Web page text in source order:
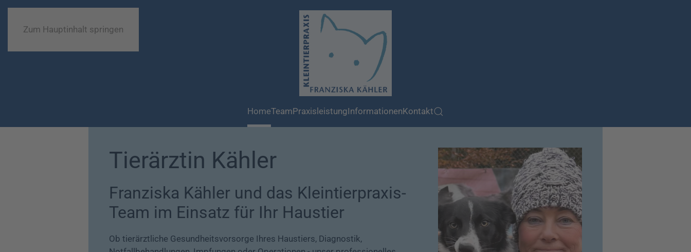
Zum Hauptinhalt springen
HomeTeamPraxisleistungInformationenKontakt
Tierärztin Kähler
Franziska Kähler und das Kleintierpraxis-
Team im Einsatz für Ihr Haustier
Ob tierärztliche Gesundheitsvorsorge Ihres Haustiers, Diagnostik,